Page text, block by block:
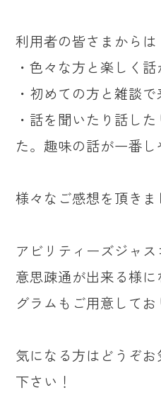
利用者の皆さまからは
・色々な方と楽しく話
・初めての方と雑談で
・話を聞いたり話し
た。趣味の話が一番
様々なご感想を頂きま
アビリティーズジャ
意思疎通が出来る様
グラムもご用意してお
気になる方はどうぞ
下さい！